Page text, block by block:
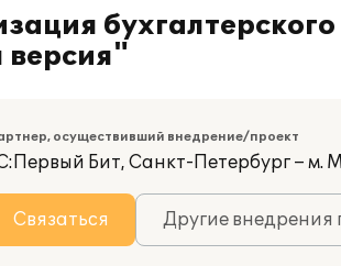
бухгалтерского
версия"
осуществивший внедрение/проект
Бит, Санкт-Петербург – м.
Связаться Другие внедрения